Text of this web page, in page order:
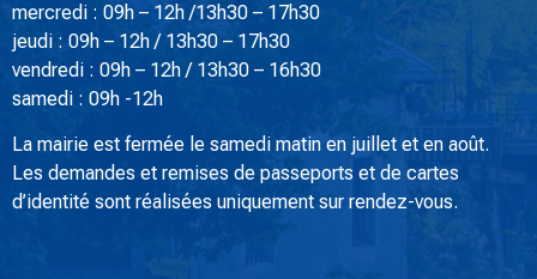
mercredi : 09h – 12h /13h30 – 17h30
jeudi : 09h – 12h / 13h30 – 17h30
vendredi : 09h – 12h / 13h30 – 16h30
samedi : 09h -12h
La mairie est fermée le samedi matin en juillet et en août.
Les demandes et remises de passeports et de cartes
d’identité sont réalisées uniquement sur rendez-vous.